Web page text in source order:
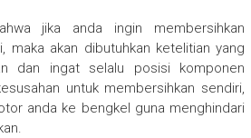
jika anda ingin membersihkan
maka akan dibutuhkan ketelitian yang
dan ingat selalu posisi komponen
untuk membersihkan sendiri,
anda ke bengkel guna menghindari